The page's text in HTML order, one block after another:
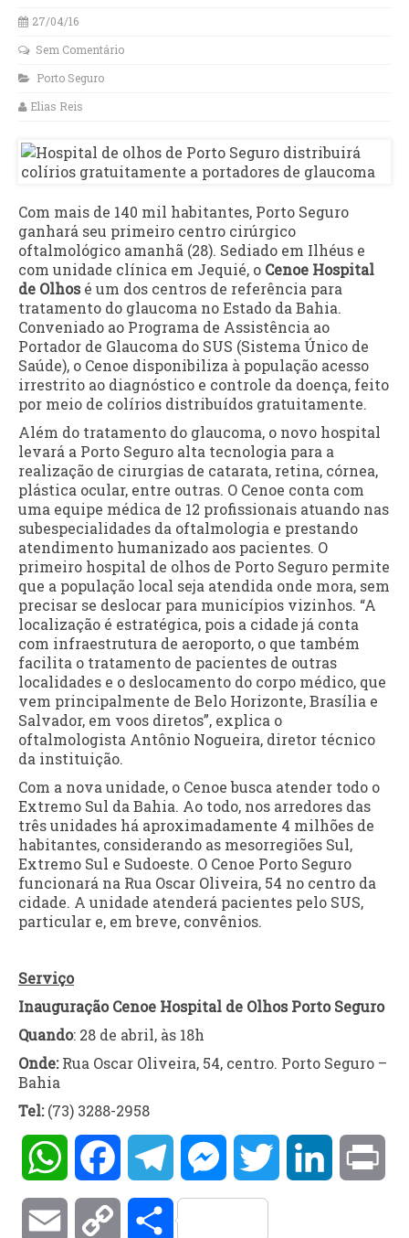
27/04/16
Sem Comentário
Porto Seguro
Elias Reis
Com mais de 140 mil habitantes, Porto Seguro
ganhará seu primeiro centro cirúrgico
oftalmológico amanhã (28). Sediado em Ilhéus e
com unidade clínica em Jequié, o Cenoe Hospital
de Olhos é um dos centros de referência para
tratamento do glaucoma no Estado da Bahia.
Conveniado ao Programa de Assistência ao
Portador de Glaucoma do SUS (Sistema Único de
Saúde), o Cenoe disponibiliza à população acesso
irrestrito ao diagnóstico e controle da doença, feito
por meio de colírios distribuídos gratuitamente.
Além do tratamento do glaucoma, o novo hospital
levará a Porto Seguro alta tecnologia para a
realização de cirurgias de catarata, retina, córnea,
plástica ocular, entre outras. O Cenoe conta com
uma equipe médica de 12 profissionais atuando nas
subespecialidades da oftalmologia e prestando
atendimento humanizado aos pacientes. O
primeiro hospital de olhos de Porto Seguro permite
que a população local seja atendida onde mora, sem
precisar se deslocar para municípios vizinhos. “A
localização é estratégica, pois a cidade já conta
com infraestrutura de aeroporto, o que também
facilita o tratamento de pacientes de outras
localidades e o deslocamento do corpo médico, que
vem principalmente de Belo Horizonte, Brasília e
Salvador, em voos diretos”, explica o
oftalmologista Antônio Nogueira, diretor técnico
da instituição.
Com a nova unidade, o Cenoe busca atender todo o
Extremo Sul da Bahia. Ao todo, nos arredores das
três unidades há aproximadamente 4 milhões de
habitantes, considerando as mesorregiões Sul,
Extremo Sul e Sudoeste. O Cenoe Porto Seguro
funcionará na Rua Oscar Oliveira, 54 no centro da
cidade. A unidade atenderá pacientes pelo SUS,
particular e, em breve, convênios.
Serviço
Inauguração Cenoe Hospital de Olhos Porto Seguro
Quando: 28 de abril, às 18h
Onde:Rua Oscar Oliveira, 54, centro. Porto Seguro –
Bahia
Tel:(73) 3288-2958
WhatsAppFacebookTelegramMessengerTwitter LinkedIn
Email Copy Compartilhar